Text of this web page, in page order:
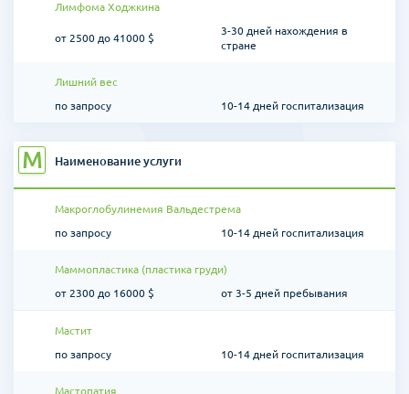
Лимфома Ходжкина
от 2500 до 41000 $
3-30 дней нахождения в
стране
Лишний вес
по запросу
10-14 дней госпитализация
М Наименование услуги
Макроглобулинемия Вальдестрема
по запросу
10-14 дней госпитализация
Маммопластика (пластика груди)
от 2300 до 16000 $
от 3-5 дней пребывания
Мастит
по запросу
10-14 дней госпитализация
Мастопатия